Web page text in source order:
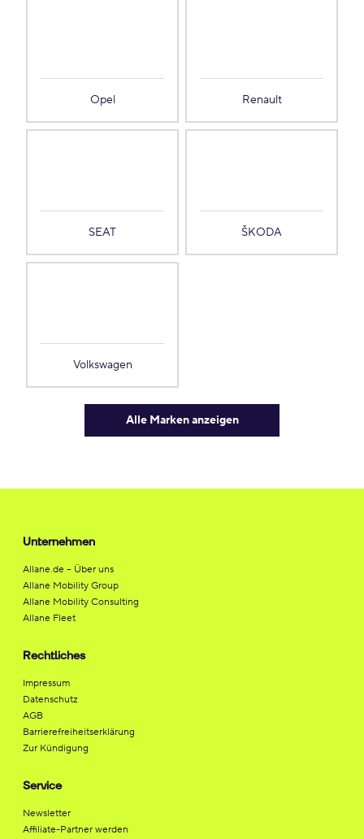
Opel Renault
SEAT ŠKODA
Volkswagen
Alle Marken anzeigen
Unternehmen
Allane.de – Über uns
Allane Mobility Group
Allane Mobility Consulting
Allane Fleet
Rechtliches
Impressum
Datenschutz
AGB
Barrierefreiheitserklärung
Zur Kündigung
Service
Newsletter
Affiliate-Partner werden